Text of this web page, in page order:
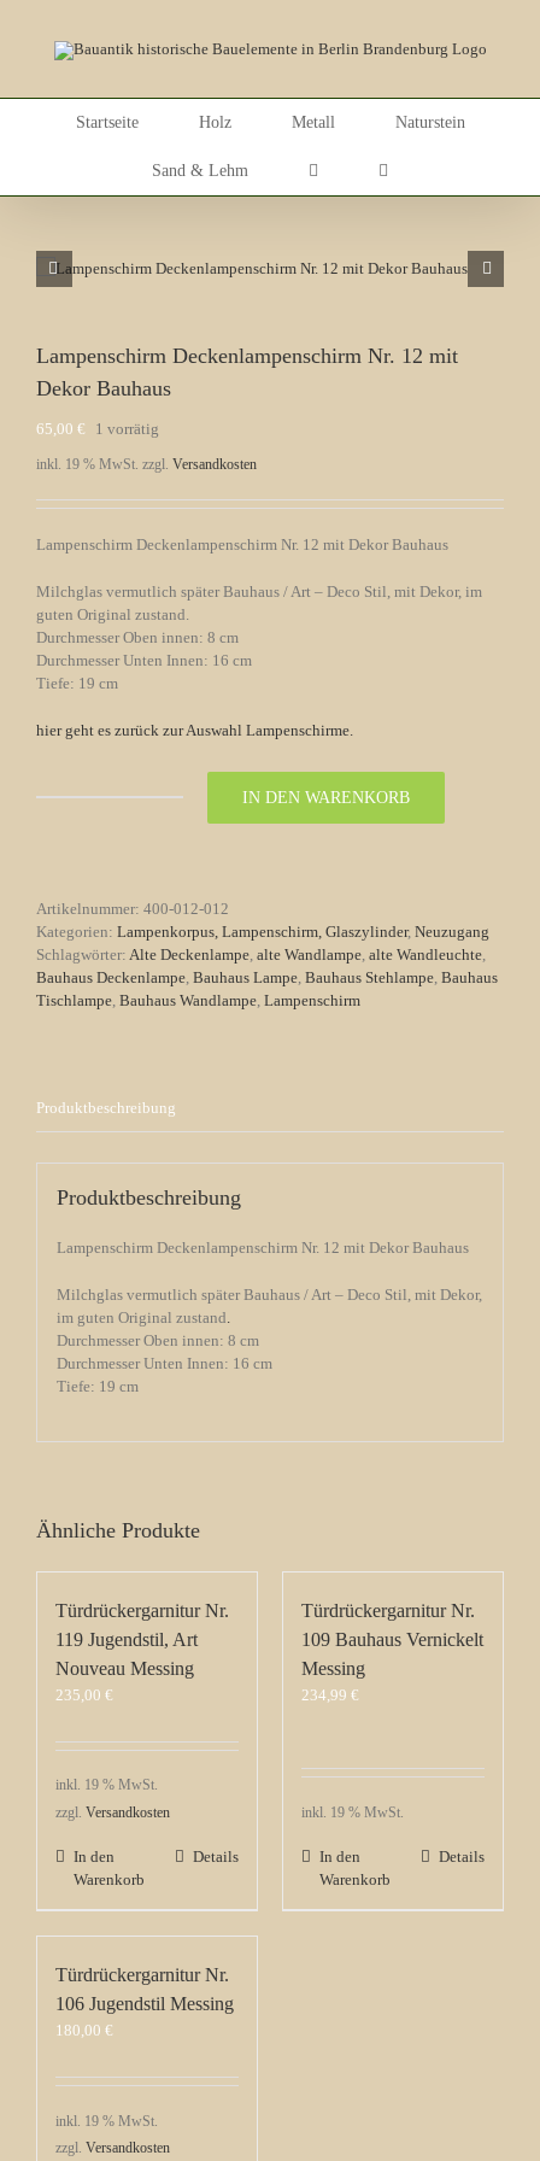
Startseite Holz Metall Naturstein
Sand & Lehm
Lampenschirm Deckenlampenschirm Nr. 12 mit
Dekor Bauhaus
65,00 € 1 vorrätig
inkl. 19 % MwSt. zzgl. Versandkosten
Lampenschirm Deckenlampenschirm Nr. 12 mit Dekor Bauhaus
Milchglas vermutlich später Bauhaus / Art – Deco Stil, mit Dekor, im
guten Original zustand.
Durchmesser Oben innen: 8 cm
Durchmesser Unten Innen: 16 cm
Tiefe: 19 cm
hier geht es zurück zur Auswahl Lampenschirme.
Deckenlampenschirm
Bauhaus
IN DEN WARENKORB
Artikelnummer: 400-012-012
Kategorien: Lampenkorpus, Lampenschirm, Glaszylinder, Neuzugang
Schlagwörter: Alte Deckenlampe alte Wandlampe alte Wandleuchte
Bauhaus Deckenlampe Bauhaus Lampe Bauhaus Stehlampe Bauhaus
Tischlampe Bauhaus Wandlampe Lampenschirm
Produktbeschreibung
Produktbeschreibung
Lampenschirm Deckenlampenschirm Nr. 12 mit Dekor Bauhaus
Milchglas vermutlich später Bauhaus / Art – Deco Stil, mit Dekor,
im guten Original zustand.
Durchmesser Oben innen: 8 cm
Durchmesser Unten Innen: 16 cm
Tiefe: 19 cm
Ähnliche Produkte
Türdrückergarnitur Nr.
119 Jugendstil, Art
Nouveau Messing
235,00 €
inkl. 19 % MwSt.
zzgl. Versandkosten
In den
Warenkorb
Details
Türdrückergarnitur Nr.
109 Bauhaus Vernickelt
Messing
234,99 €
inkl. 19 % MwSt.
In den
Warenkorb
Details
Türdrückergarnitur Nr.
106 Jugendstil Messing
180,00 €
inkl. 19 % MwSt.
zzgl. Versandkosten